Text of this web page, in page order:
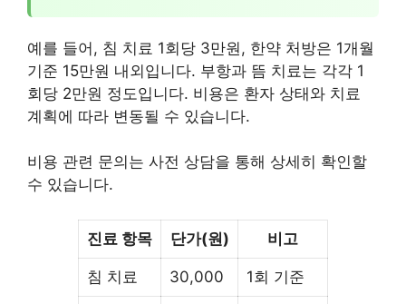
예를 들어, 침 치료 1회당 3만원, 한약 처방은 1개월
기준 15만원 내외입니다. 부항과 뜸 치료는 각각 1
회당 2만원 정도입니다. 비용은 환자 상태와 치료
계획에 따라 변동될 수 있습니다.
비용 관련 문의는 사전 상담을 통해 상세히 확인할
수 있습니다.
진료 항목 단가(원) 비고
침 치료 30,000 1회 기준